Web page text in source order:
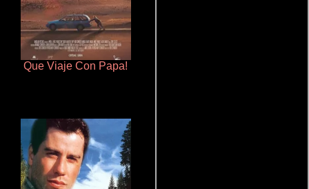
Que Viaje Con Papa!